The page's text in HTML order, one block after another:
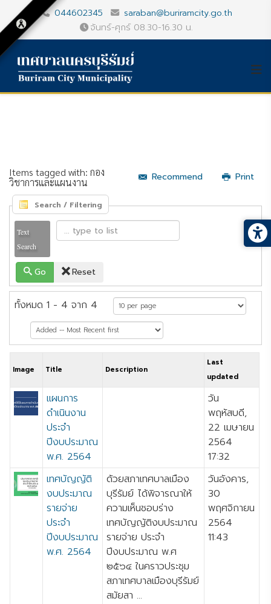
044602345
saraban@buriramcity.go.th
จันทร์-ศุกร์ 08.30-16.30 น.
Recommend Print
Items tagged with: กอง
วิชาการและแผนงาน
Search / Filtering
Text
Search
Go Reset
ทั้งหมด 1 - 4 จาก 4
Image Title Description
Last
updated
แผนการ
ดำเนินงาน
ประจำ
ปีงบประมาณ
พ.ศ. 2564
วัน
พฤหัสบดี,
22 เมษายน
2564
17:32
เทศบัญญัติ
งบประมาณ
รายจ่าย
ประจำ
ปีงบประมาณ
พ.ศ. 2564
ด้วยสภาเทศบาลเมือง
บุรีรัมย์ ได้พิจารณาให้
ความเห็นชอบร่าง
เทศบัญญัติงบประมาณ
รายจ่าย ประจำ
ปีงบประมาณ พ.ศ
๒๕๖๔ ในคราวประชุม
สภาเทศบาลเมืองบุรีรัมย์
สมัยสา ...
วันอังคาร,
30
พฤศจิกายน
2564
11:43